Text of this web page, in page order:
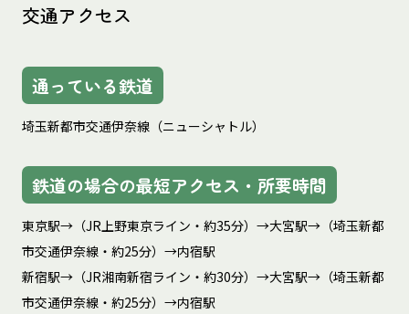
交通アクセス
通っている鉄道
埼玉新都市交通伊奈線（ニューシャトル）
鉄道の場合の最短アクセス・所要時間
東京駅→（JR上野東京ライン・約35分）→大宮駅→（埼玉新都
市交通伊奈線・約25分）→内宿駅
新宿駅→（JR湘南新宿ライン・約30分）→大宮駅→（埼玉新都
市交通伊奈線・約25分）→内宿駅